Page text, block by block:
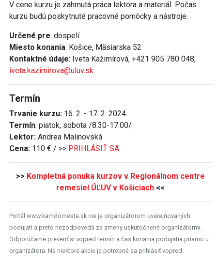
V cene kurzu je zahrnutá práca lektora a materiál. Počas
kurzu budú poskytnuté pracovné pomôcky a nástroje.
Určené pre: dospelí
Miesto konania: Košice, Mäsiarska 52
Kontaktné údaje: Iveta Kažimírová, +421 905 780 048,
iveta.kazimirova@uluv.sk
Termín
Trvanie kurzu: 16. 2. - 17. 2. 2024
Termín: piatok, sobota /8.30-17.00/
Lektor: Andrea Malinovská
Cena: 110 € / >> PRIHLÁSIŤ SA
>> Kompletná ponuka kurzov v Regionálnom centre
remesiel ÚĽUV v Košiciach <<
Portál www.kamdomesta.sk nie je organizátorom uverejňovaných
podujatí a preto nezodpovedá za zmeny uskutočnené organizátormi.
Odporúčame preveriť si vopred termín a čas konania podujatia priamo u
organizátora. Na niektoré akcie je potrebné sa prihlásiť vopred.